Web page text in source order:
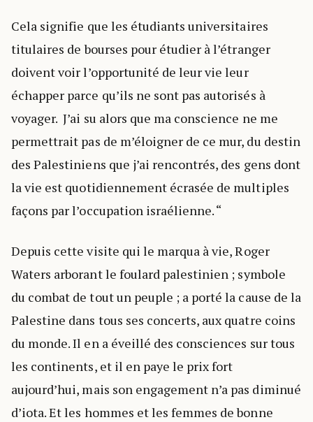
Cela signifie que les étudiants universitaires
titulaires de bourses pour étudier à l’étranger
doivent voir l’opportunité de leur vie leur
échapper parce qu’ils ne sont pas autorisés à
voyager. J’ai su alors que ma conscience ne me
permettrait pas de m’éloigner de ce mur, du destin
des Palestiniens que j’ai rencontrés, des gens dont
la vie est quotidiennement écrasée de multiples
façons par l’occupation israélienne. “
Depuis cette visite qui le marqua à vie, Roger
Waters arborant le foulard palestinien ; symbole
du combat de tout un peuple ; a porté la cause de la
Palestine dans tous ses concerts, aux quatre coins
du monde. Il en a éveillé des consciences sur tous
les continents, et il en paye le prix fort
aujourd’hui, mais son engagement n’a pas diminué
d’iota. Et les hommes et les femmes de bonne